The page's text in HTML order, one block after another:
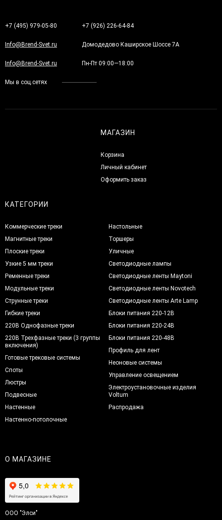
+7 (495) 979-05-80 +7 (926) 226-64-84
Info@Brend-Svet.ru Домодедово Каширское Шоссе 7А
Info@Brend-Svet.ru Пн-Пт 09:00—18:00
Мы в соц.сетях
МАГАЗИН
Корзина
Личный кабинет
Оформить заказ
КАТЕГОРИИ
Коммерческие треки
Магнитные треки
Плоские треки
Узкие 5 мм треки
Ременные треки
Модульные треки
Струнные треки
Гибкие треки
220В Однофазные треки
220В Трехфазные треки (3 группы
включения)
Готовые трековые системы
Споты
Люстры
Подвесные
Настенные
Настенно-потолочные
Настольные
Торшеры
Уличные
Светодиодные лампы
Светодиодные ленты Maytoni
Светодиодные ленты Novotech
Светодиодные ленты Arte Lamp
Блоки питания 220-12В
Блоки питания 220-24В
Блоки питания 220-48В
Профиль для лент
Неоновые системы
Управление освещением
Электроустановочные изделия
Voltum
Распродажа
О МАГАЗИНЕ
ООО "Элси"